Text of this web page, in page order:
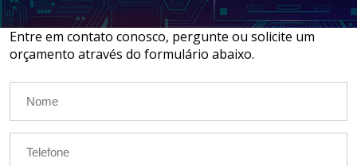
LOCAÇÃO DE NOTEBOOKS E
SMARTPHONES
ASSINATURA DIGITAL
Entre em contato conosco, pergunte ou solicite um
orçamento através do formulário abaixo.